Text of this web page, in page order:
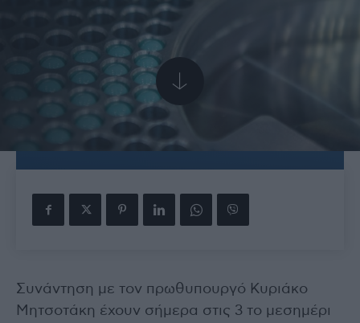
Συνάντηση με τον πρωθυπουργό Κυριάκο
Μητσοτάκη έχουν σήμερα στις 3 το μεσημέρι